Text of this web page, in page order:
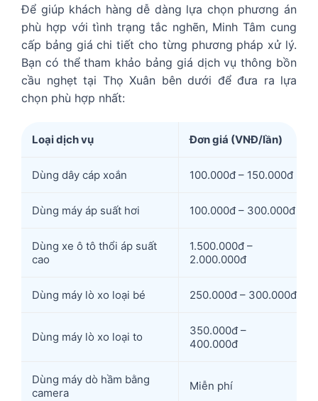
Để giúp khách hàng dễ dàng lựa chọn phương án
phù hợp với tình trạng tắc nghẽn, Minh Tâm cung
cấp bảng giá chi tiết cho từng phương pháp xử lý.
Bạn có thể tham khảo bảng giá dịch vụ thông bồn
cầu nghẹt tại Thọ Xuân bên dưới để đưa ra lựa
chọn phù hợp nhất:
Loại dịch vụ Đơn giá (VNĐ/lần)
Dùng dây cáp xoắn 100.000đ – 150.000đ
Dùng máy áp suất hơi 100.000đ – 300.000đ
Dùng xe ô tô thổi áp suất
cao
1.500.000đ –
2.000.000đ
Dùng máy lò xo loại bé 250.000đ – 300.000đ
Dùng máy lò xo loại to
350.000đ –
400.000đ
Dùng máy dò hầm bằng
camera
Miễn phí